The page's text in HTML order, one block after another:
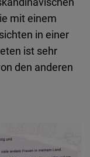
mit einem
in einer
ist sehr
den anderen